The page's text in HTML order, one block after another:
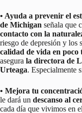
• Ayuda a prevenir el
de Michigan señala que
contacto con la
riesgo de depresión y los
calidad de vida en poco
asegura la directora de
Urteaga. Especialmente
• Mejora tu
le dará un descanso al
cada día que vivimos en